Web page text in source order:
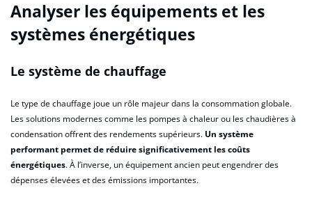
Analyser les équipements et les
systèmes énergétiques
Le système de chauffage
Le type de chauffage joue un rôle majeur dans la consommation globale.
Les solutions modernes comme les pompes à chaleur ou les chaudières à
condensation offrent des rendements supérieurs. Un système
performant permet de réduire significativement les coûts
énergétiques. À l’inverse, un équipement ancien peut engendrer des
dépenses élevées et des émissions importantes.